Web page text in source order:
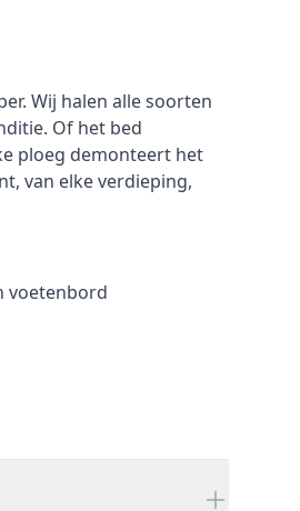
Wij halen alle soorten
Of het bed
ploeg demonteert het
van elke verdieping,
voetenbord